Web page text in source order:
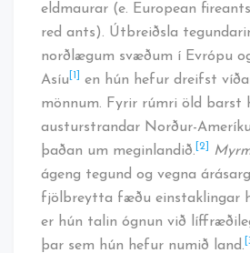
eldmaurar (e. European
red ants). Útbreiðsla
norðlægum svæðum í Evrópu
Asíu [1]
en hún hefur dreifst
mönnum. Fyrir rúmri öld barst
austurstrandar Norður-
þaðan um meginlandið. [2]
ágeng tegund og vegna
fjölbreytta fæðu einstaklingar
er hún talin ógnun við
þar sem hún hefur numið land.